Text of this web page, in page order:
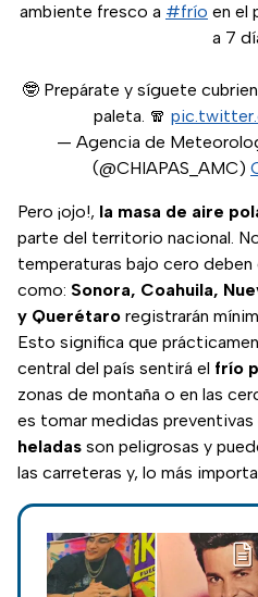
ambiente fresco a #frío en el
a 7
🤓 Prepárate y síguete
paleta. 🧣
— Agencia de
(@CHIAPAS_AMC)
Pero ¡ojo!, la masa de aire
parte del territorio nacional.
temperaturas bajo cero
como: Sonora, Coahuila,
y Querétaro registrarán
Esto significa que
central del país sentirá el frío
zonas de montaña o en las
es tomar medidas
heladas son peligrosas y
las carreteras y, lo más